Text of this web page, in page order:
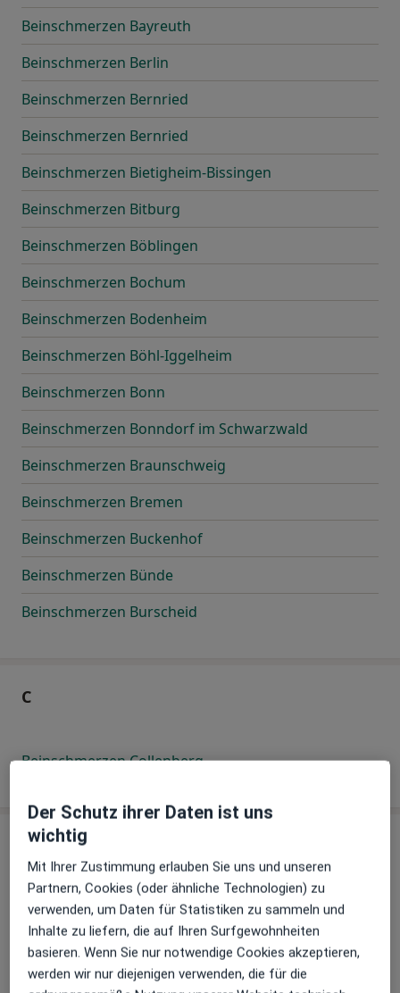
Beinschmerzen Bayreuth
Beinschmerzen Berlin
Beinschmerzen Bernried
Beinschmerzen Bernried
Beinschmerzen Bietigheim-Bissingen
Beinschmerzen Bitburg
Beinschmerzen Böblingen
Beinschmerzen Bochum
Beinschmerzen Bodenheim
Beinschmerzen Böhl-Iggelheim
Beinschmerzen Bonn
Beinschmerzen Bonndorf im Schwarzwald
Beinschmerzen Braunschweig
Beinschmerzen Bremen
Beinschmerzen Buckenhof
Beinschmerzen Bünde
Beinschmerzen Burscheid
C
Beinschmerzen Collenberg
D
Beinschmerzen Damp
Beinschmerzen Darmstadt
Beinschmerzen Donaueschingen
Der Schutz ihrer Daten ist uns
wichtig
Mit Ihrer Zustimmung erlauben Sie uns und unseren
Partnern, Cookies (oder ähnliche Technologien) zu
verwenden, um Daten für Statistiken zu sammeln und
Inhalte zu liefern, die auf Ihren Surfgewohnheiten
basieren. Wenn Sie nur notwendige Cookies akzeptieren,
werden wir nur diejenigen verwenden, die für die